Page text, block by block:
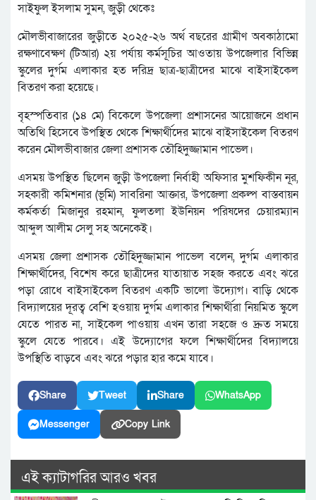
সাইফুল ইসলাম সুমন, জুড়ী থেকেঃ
মৌলভীবাজারের জুড়ীতে ২০২৫-২৬ অর্থ বছরের গ্রামীণ অবকাঠামো
রক্ষণাবেক্ষণ (টিআর) ২য় পর্যায় কর্মসূচির আওতায় উপজেলার বিভিন্ন
স্কুলের দুর্গম এলাকার হত দরিদ্র ছাত্র-ছাত্রীদের মাঝে বাইসাইকেল
বিতরণ করা হয়েছে।
বৃহস্পতিবার (১৪ মে) বিকেলে উপজেলা প্রশাসনের আয়োজনে প্রধান
অতিথি হিসেবে উপস্থিত থেকে শিক্ষার্থীদের মাঝে বাইসাইকেল বিতরণ
করেন মৌলভীবাজার জেলা প্রশাসক তৌহিদুজ্জামান পাভেল।
এসময় উপস্থিত ছিলেন জুড়ী উপজেলা নির্বাহী অফিসার মুশফিকীন নূর,
সহকারী কমিশনার (ভূমি) সাবরিনা আক্তার, উপজেলা প্রকল্প বাস্তবায়ন
কর্মকর্তা মিজানুর রহমান, ফুলতলা ইউনিয়ন পরিষদের চেয়ারম্যান
আব্দুল আলীম সেলু সহ অনেকেই।
এসময় জেলা প্রশাসক তৌহিদুজ্জামান পাভেল বলেন, দুর্গম এলাকার
শিক্ষার্থীদের, বিশেষ করে ছাত্রীদের যাতায়াত সহজ করতে এবং ঝরে
পড়া রোধে বাইসাইকেল বিতরণ একটি ভালো উদ্যোগ। বাড়ি থেকে
বিদ্যালয়ের দূরত্ব বেশি হওয়ায় দুর্গম এলাকার শিক্ষার্থীরা নিয়মিত স্কুলে
যেতে পারত না, সাইকেল পাওয়ায় এখন তারা সহজে ও দ্রুত সময়ে
স্কুলে যেতে পারবে। এই উদ্যোগের ফলে শিক্ষার্থীদের বিদ্যালয়ে
উপস্থিতি বাড়বে এবং ঝরে পড়ার হার কমে যাবে।
Share Tweet Share WhatsApp
Messenger Copy Link
এই ক্যাটাগরির আরও খবর